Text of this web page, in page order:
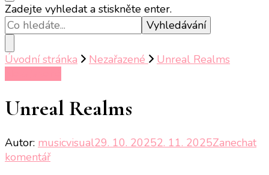
Hledáte
něco
?
Zadejte vyhledat a stiskněte enter.
Úvodní stránka Nezařazené
Unreal Realms
Unreal Realms
Autor: musicvisual29. 10. 20252. 11. 2025Zanechat
komentářna